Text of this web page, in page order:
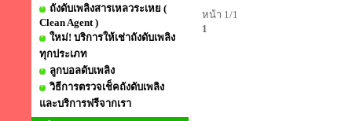
ถังดับเพลิงสารเหลวระเหย (
Clean Agent )
ใหม่! บริการให้เช่าถังดับเพลิง
ทุกประเภท
ลูกบอลดับเพลิง
วิธีการตรวจเช็คถังดับเพลิง
และบริการฟรีจากเรา
หน้า 1/1
1